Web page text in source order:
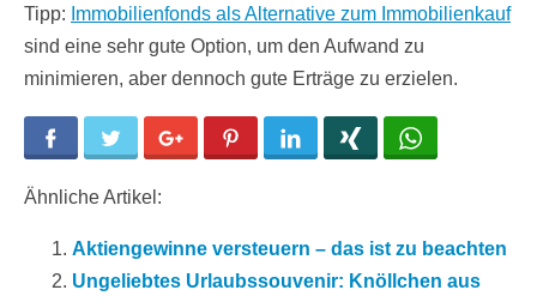
Tipp: Immobilienfonds als Alternative zum Immobilienkauf
sind eine sehr gute Option, um den Aufwand zu
minimieren, aber dennoch gute Erträge zu erzielen.
Facebook Twitter Google+ Pinterest LinkedIn
Ähnliche Artikel:
Aktiengewinne versteuern – das ist zu beachten
Ungeliebtes Urlaubssouvenir: Knöllchen aus